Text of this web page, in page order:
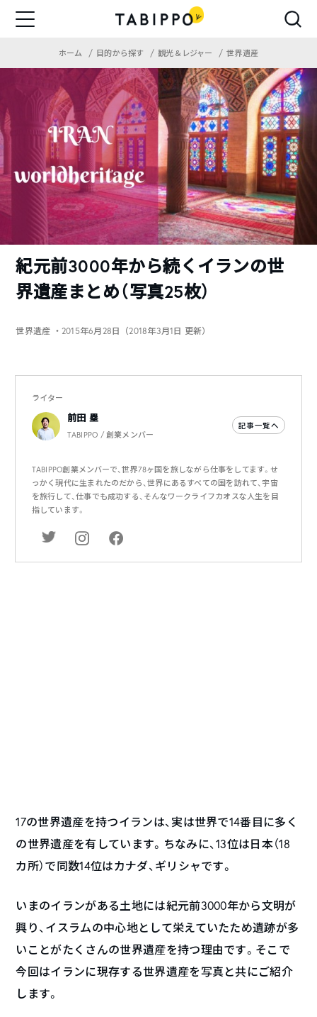
ホーム 目的から探す 観光＆レジャー 世界遺産
紀元前3000年から続くイランの世
界遺産まとめ（写真25枚）
世界遺産 ・2015年6月28日（2018年3月1日 更新）
ライター
前田 塁
TABIPPO / 創業メンバー
記事一覧へ
TABIPPO創業メンバーで、世界78ヶ国を旅しながら仕事をしてます。せ
っかく現代に生まれたのだから、世界にあるすべての国を訪れて、宇宙
を旅行して、仕事でも成功する、そんなワークライフカオスな人生を目
指しています。
17の世界遺産を持つイランは、実は世界で14番目に多く
の世界遺産を有しています。ちなみに、13位は日本（18
カ所）で同数14位はカナダ、ギリシャです。
いまのイランがある土地には紀元前3000年から文明が
興り、イスラムの中心地として栄えていたため遺跡が多
いことがたくさんの世界遺産を持つ理由です。そこで
今回はイランに現存する世界遺産を写真と共にご紹介
します。